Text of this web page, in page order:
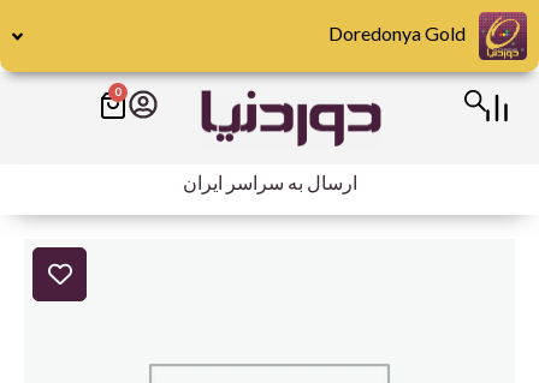
پرش
به
محتوا
0
سبد
ارسال به سراسر ایران